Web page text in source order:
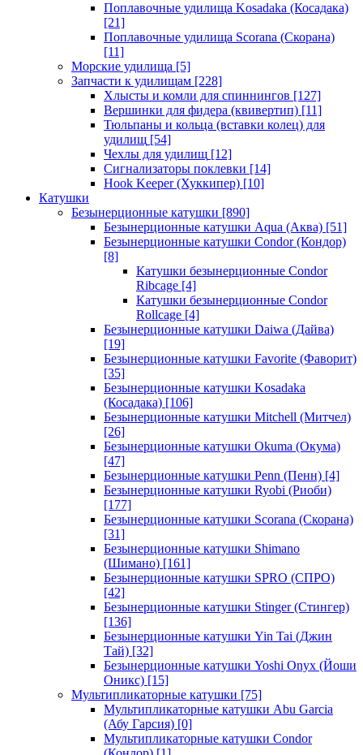
Поплавочные удилища Kosadaka (Косадака)
[21]
Поплавочные удилища Scorana (Скорана)
[11]
Морские удилища [5]
Запчасти к удилищам [228]
Хлысты и комли для спиннингов [127]
Вершинки для фидера (квивертип) [11]
Тюльпаны и кольца (вставки колец) для
удилищ [54]
Чехлы для удилищ [12]
Сигнализаторы поклевки [14]
Hook Keeper (Хуккипер) [10]
Катушки
Безынерционные катушки [890]
Безынерционные катушки Aqua (Аква) [51]
Безынерционные катушки Condor (Кондор)
[8]
Катушки безынерционные Condor
Ribcage [4]
Катушки безынерционные Condor
Rollcage [4]
Безынерционные катушки Daiwa (Дайва)
[19]
Безынерционные катушки Favorite (Фаворит)
[35]
Безынерционные катушки Kosadaka
(Косадака) [106]
Безынерционные катушки Mitchell (Митчел)
[26]
Безынерционные катушки Okuma (Окума)
[47]
Безынерционные катушки Penn (Пенн) [4]
Безынерционные катушки Ryobi (Риоби)
[177]
Безынерционные катушки Scorana (Скорана)
[31]
Безынерционные катушки Shimano
(Шимано) [161]
Безынерционные катушки SPRO (СПРО)
[42]
Безынерционные катушки Stinger (Стингер)
[136]
Безынерционные катушки Yin Tai (Джин
Тай) [32]
Безынерционные катушки Yoshi Onyx (Йоши
Оникс) [15]
Мультипликаторные катушки [75]
Мультипликаторные катушки Abu Garcia
(Абу Гарсия) [0]
Мультипликаторные катушки Condor